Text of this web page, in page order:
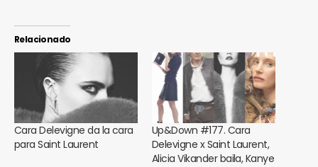
Relacionado
Cara Delevigne da la cara
para Saint Laurent
Up&Down #177. Cara
Delevigne x Saint Laurent,
Alicia Vikander baila, Kanye